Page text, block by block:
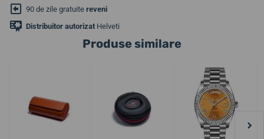
90 de zile gratuite reveni
Distribuitor autorizat Helveti
Produse similare